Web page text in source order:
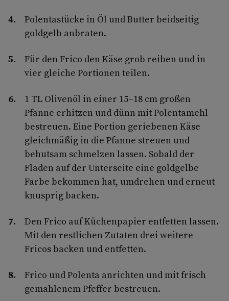
Polentastücke in Öl und Butter beidseitig
goldgelb anbraten.
Für den Frico den Käse grob reiben und in
vier gleiche Portionen teilen.
1 TL Olivenöl in einer 15–18 cm großen
Pfanne erhitzen und dünn mit Polentamehl
bestreuen. Eine Portion geriebenen Käse
gleichmäßig in die Pfanne streuen und
behutsam schmelzen lassen. Sobald der
Fladen auf der Unterseite eine goldgelbe
Farbe bekommen hat, umdrehen und erneut
knusprig backen.
Den Frico auf Küchenpapier entfetten lassen.
Mit den restlichen Zutaten drei weitere
Fricos backen und entfetten.
Frico und Polenta anrichten und mit frisch
gemahlenem Pfeffer bestreuen.